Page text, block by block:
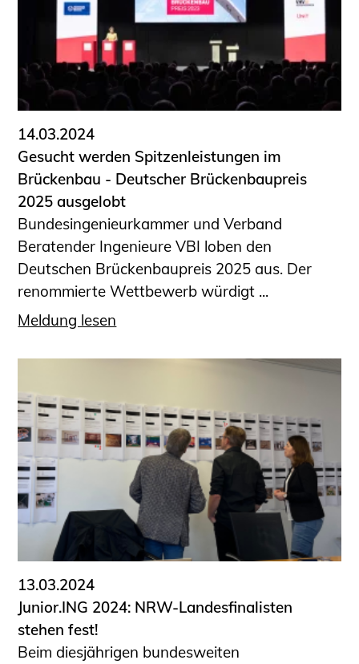
14.03.2024
Gesucht werden Spitzenleistungen im
Brückenbau - Deutscher Brückenbaupreis
2025 ausgelobt
Bundesingenieurkammer und Verband
Beratender Ingenieure VBI loben den
Deutschen Brückenbaupreis 2025 aus. Der
renommierte Wettbewerb würdigt ...
Meldung lesen
13.03.2024
Junior.ING 2024: NRW-Landesfinalisten
stehen fest!
Beim diesjährigen bundesweiten